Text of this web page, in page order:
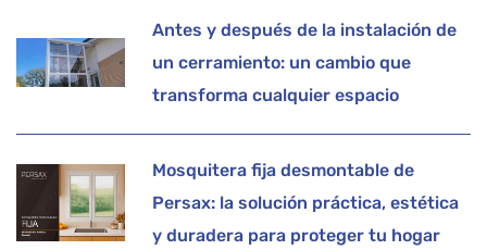
Antes y después de la instalación de
un cerramiento: un cambio que
transforma cualquier espacio
Mosquitera fija desmontable de
Persax: la solución práctica, estética
y duradera para proteger tu hogar